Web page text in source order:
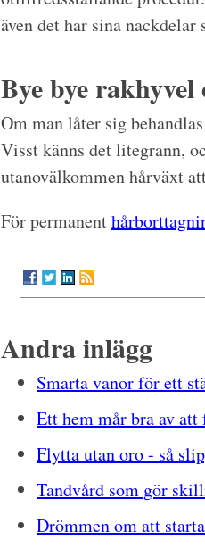
även det har sina
Bye bye
Om man låter sig
Visst känns det litegrann,
utanovälkommen hårväxt
För permanent
Andra inlägg
Smarta vanor för ett
Ett hem mår bra av att
Flytta utan oro - så
Tandvård som gör
Drömmen om att